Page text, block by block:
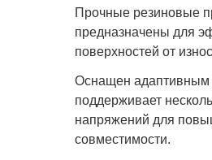
Прочные резиновые
предназначены для
поверхностей от
Оснащен адаптивным
поддерживает
напряжений для
совместимости.